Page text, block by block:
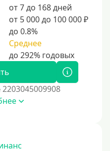
от 7 до 168 дней
от 5 000 до 100 000 ₽
до 0.8%
Среднее